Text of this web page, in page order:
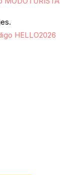
HELLO2026